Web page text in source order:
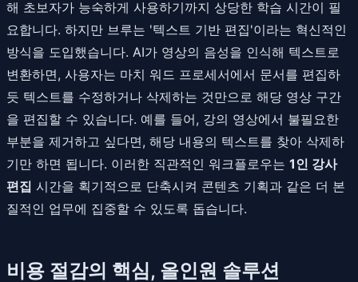
해 초보자가 능숙하게 사용하기까지 상당한 학습 시간이 필
요합니다. 하지만 브루는 '텍스트 기반 편집'이라는 혁신적인
방식을 도입했습니다. AI가 영상의 음성을 인식해 텍스트로
변환하면, 사용자는 마치 워드 프로세서에서 문서를 편집하
듯 텍스트를 수정하거나 삭제하는 것만으로 해당 영상 구간
을 편집할 수 있습니다. 예를 들어, 강의 영상에서 불필요한
부분을 제거하고 싶다면, 해당 내용의 텍스트를 찾아 삭제하
기만 하면 됩니다. 이러한 직관적인 워크플로우는 1인 강사
편집 시간을 획기적으로 단축시켜 콘텐츠 기획과 같은 더 본
질적인 업무에 집중할 수 있도록 돕습니다.
비용 절감의 핵심, 올인원 솔루션